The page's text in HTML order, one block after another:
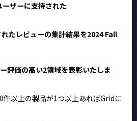
ザーに支持された
たレビューの集計結果を2024 Fall
評価の高い2領域を表彰いたしま
件以上の製品が1つ以上あればGridに